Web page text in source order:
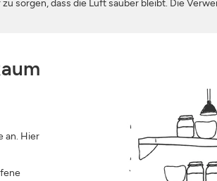
sorgen, dass die Luft sauber bleibt. Die
an. Hier